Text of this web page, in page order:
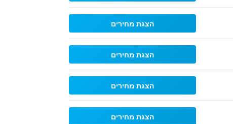
הצגת מחירים
הצגת מחירים
הצגת מחירים
הצגת מחירים